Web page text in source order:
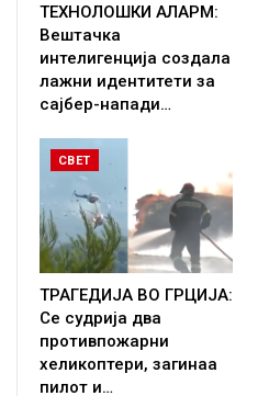
ТЕХНОЛОШКИ АЛАРМ:
Вештачка
интелигенција создала
лажни идентитети за
сајбер-напади…
СВЕТ
ТРАГЕДИЈА ВО ГРЦИЈА:
Се судрија два
противпожарни
хеликоптери, загинаа
пилот и…